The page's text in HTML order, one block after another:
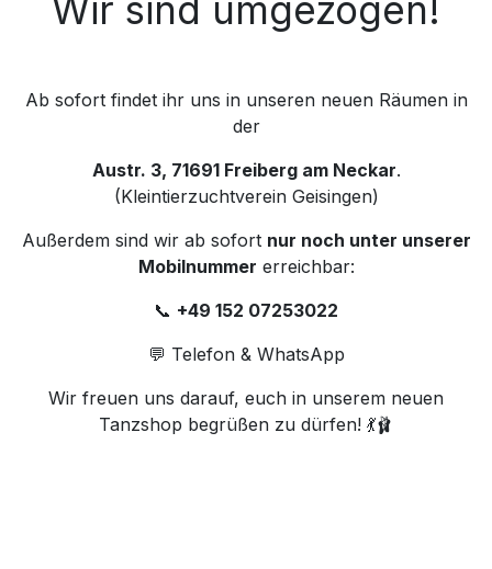
Wir sind umgezogen!
Ab sofort findet ihr uns in unseren neuen Räumen in
der
Austr. 3, 71691 Freiberg am Neckar.
(Kleintierzuchtverein Geisingen)
Außerdem sind wir ab sofort nur noch unter unserer
Mobilnummer erreichbar:
📞 +49 152 07253022
💬 Telefon & WhatsApp
Wir freuen uns darauf, euch in unserem neuen
Tanzshop begrüßen zu dürfen! 💃🩰